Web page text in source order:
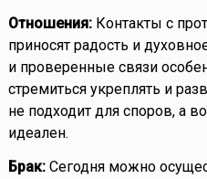
Отношения: Контакты с
приносят радость и
и проверенные связи
стремиться укреплять и
не подходит для споров, а
идеален.
Брак: Сегодня можно